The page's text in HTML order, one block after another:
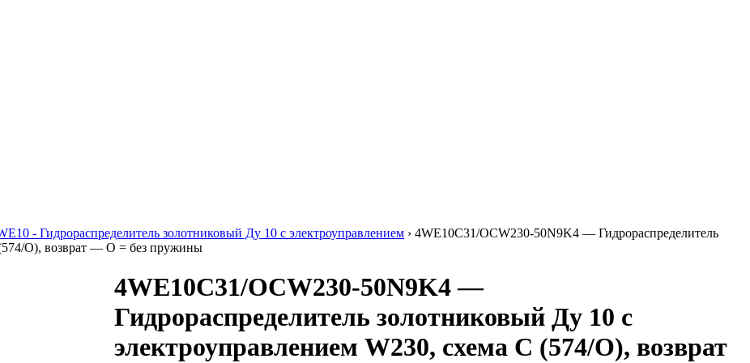
- Гидрораспределитель золотниковый Ду 10 с электроуправлением › 4WE10C31/OCW230-50N9K4 — Гидрораспределитель
О), возврат — O = без пружины
4WE10C31/OCW230-50N9K4 —
Гидрораспределитель золотниковый Ду 10 с
электроуправлением W230, схема C (574/О), возврат